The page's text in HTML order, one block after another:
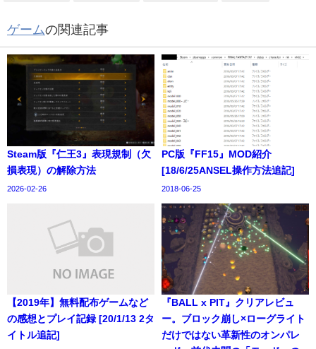
ゲームの関連記事
Steam版『仁王3』表現規制（欠
損表現）の解除方法
2026-02-26
PC版『FF15』MOD紹介
[18/6/25ANSEL操作方法追記]
2018-06-25
【2019年】無料配布ゲームなど
の感想とプレイ記録 [20/1/13 2タ
イトル追記]
『BALL x PIT』クリアレビュ
ー。ブロック崩し×ローグライト
だけではない革新性のオンパレ